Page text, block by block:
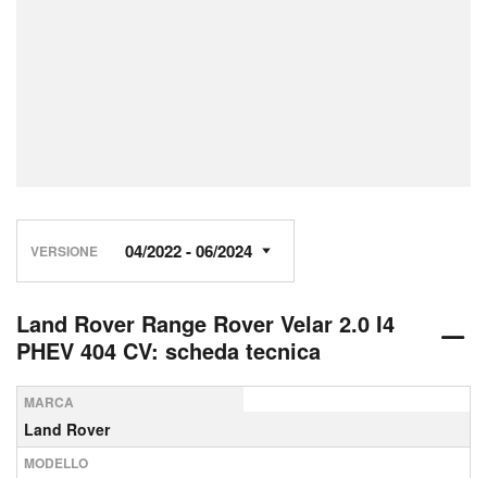
VERSIONE
Land Rover Range Rover Velar 2.0 I4
PHEV 404 CV: scheda tecnica
MARCA
Land Rover
MODELLO